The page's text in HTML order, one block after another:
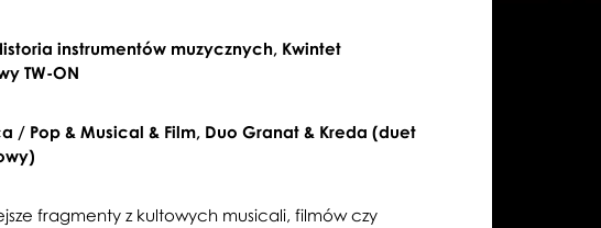
instrumentów muzycznych, Kwintet
TW-ON
/ Pop & Musical & Film, Duo Granat & Kreda (duet
fragmenty z kultowych musicali, filmów czy